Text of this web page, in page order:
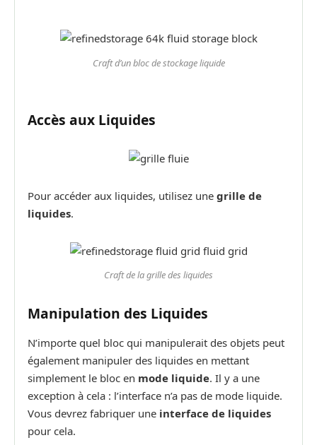
Craft d’un bloc de stockage liquide
Accès aux Liquides
Pour accéder aux liquides, utilisez une grille de
liquides.
Craft de la grille des liquides
Manipulation des Liquides
N’importe quel bloc qui manipulerait des objets peut
également manipuler des liquides en mettant
simplement le bloc en mode liquide. Il y a une
exception à cela : l’interface n’a pas de mode liquide.
Vous devrez fabriquer une interface de liquides
pour cela.